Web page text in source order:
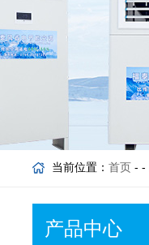
当前位置： 首页 - -
产品中心